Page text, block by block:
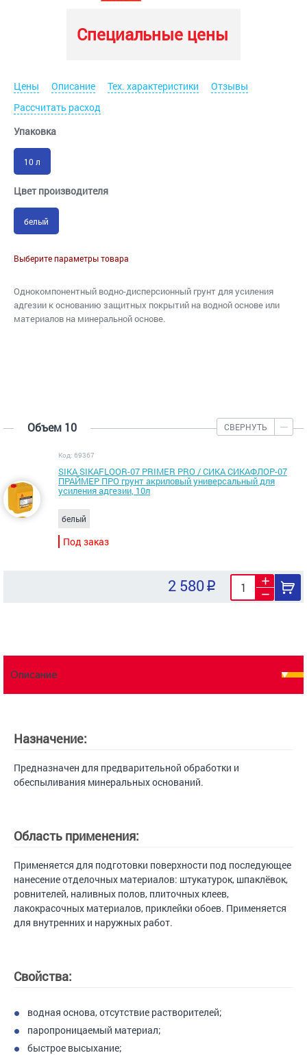
Специальные цены
Цены Описание Тех. характеристики
Отзывы
Рассчитать расход
Упаковка
10 л
Цвет производителя
белый
Выберите параметры товара
Однокомпонентный водно-дисперсионный грунт для усиления
адгезии к основанию защитных покрытий на водной основе или
материалов на минеральной основе.
Объем 10 СВЕРНУТЬ
Код: 69367
SIKA SIKAFLOOR-07 PRIMER PRO / СИКА СИКАФЛОР-07
ПРАЙМЕР ПРО грунт акриловый универсальный для
усиления адгезии, 10л
белый
Под заказ
2 580
Описание
Назначение:
Предназначен для предварительной обработки и
обеспыливания минеральных оснований.
Область применения:
Применяется для подготовки поверхности под последующее
нанесение отделочных материалов: штукатурок, шпаклёвок,
ровнителей, наливных полов, плиточных клеев,
лакокрасочных материалов, приклейки обоев. Применяется
для внутренних и наружных работ.
Свойства:
водная основа, отсутствие растворителей;
паропроницаемый материал;
быстрое высыхание;